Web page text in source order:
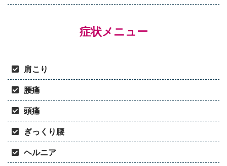
症状メニュー
肩こり
腰痛
頭痛
ぎっくり腰
ヘルニア